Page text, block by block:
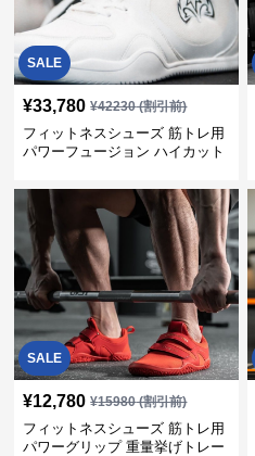
SALE
¥33,780 ¥42230(割引前)
フィットネスシューズ 筋トレ用
パワーフュージョン ハイカット
SALE
¥12,780 ¥15980(割引前)
フィットネスシューズ 筋トレ用
パワーグリップ 重量挙げトレー